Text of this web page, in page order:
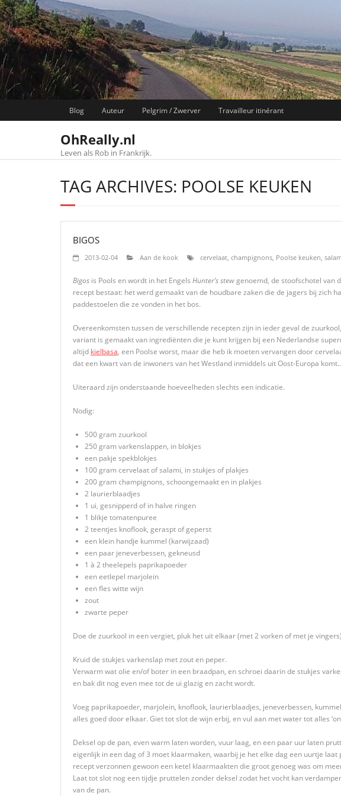
Skip
to
content
Blog Auteur Pelgrim / Zwerver Travailleur itinérant
OhReally.nl
Leven als Rob in Frankrijk.
TAG ARCHIVES: POOLSE KEUKEN
BIGOS
2013-02-04 Aan de kook cervelaat, champignons, Poolse keuken,
Bigos is Pools en wordt in het Engels Hunter’s stew genoemd, de stoofschotel van
recept bestaat: het werd gemaakt van de houdbare zaken die de jagers bij zich
paddestoelen die ze vonden in het bos.
Overeenkomsten tussen de verschillende recepten zijn in ieder geval de
variant is gemaakt van ingrediënten die je kunt krijgen bij een Nederlandse
altijd kielbasa, een Poolse worst, maar die heb ik moeten vervangen door
dat een kwart van de inwoners van het Westland inmiddels uit Oost-Europa
Uiteraard zijn onderstaande hoeveelheden slechts een indicatie.
Nodig:
500 gram zuurkool
250 gram varkenslappen, in blokjes
een pakje spekblokjes
100 gram cervelaat of salami, in stukjes of plakjes
200 gram champignons, schoongemaakt en in plakjes
2 laurierblaadjes
1 ui, gesnipperd of in halve ringen
1 blikje tomatenpuree
2 teentjes knoflook, geraspt of geperst
een klein handje kummel (karwijzaad)
een paar jeneverbessen, gekneusd
1 à 2 theelepels paprikapoeder
een eetlepel marjolein
een fles witte wijn
zout
zwarte peper
Doe de zuurkool in een vergiet, pluk het uit elkaar (met 2 vorken of met je
Kruid de stukjes varkenslap met zout en peper.
Verwarm wat olie en/of boter in een braadpan, en schroei daarin de stukjes
en bak dit nog even mee tot de ui glazig en zacht wordt.
Voeg paprikapoeder, marjolein, knoflook, laurierblaadjes, jeneverbessen,
alles goed door elkaar. Giet tot slot de wijn erbij, en vul aan met water tot alles
Deksel op de pan, even warm laten worden, vuur laag, en een paar uur laten
eigenlijk in een dag of 3 moet klaarmaken, waarbij je het elke dag een uurtje
recept verzonnen gewoon een ketel klaarmaakten die groot genoeg was om
Laat tot slot nog een tijdje pruttelen zonder deksel zodat het vocht kan
van de pan.